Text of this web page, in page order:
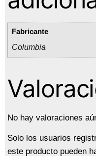
Fabricante
Columbia
No hay valoraciones
Solo los usuarios
este producto pueden